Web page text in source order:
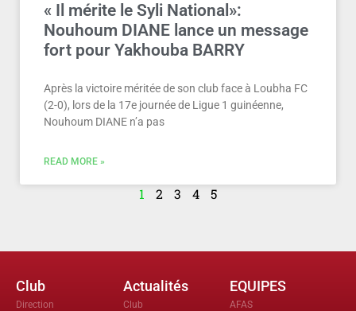
« Il mérite le Syli National»:
Nouhoum DIANE lance un message
fort pour Yakhouba BARRY
Après la victoire méritée de son club face à Loubha FC
(2-0), lors de la 17e journée de Ligue 1 guinéenne,
Nouhoum DIANE n’a pas
READ MORE »
1 2 3 4 5
Club
Direction
Actualités
Club
EQUIPES
AFAS